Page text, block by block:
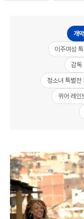
개
이주여성
감독
청소녀 특별전
퀴어 레인